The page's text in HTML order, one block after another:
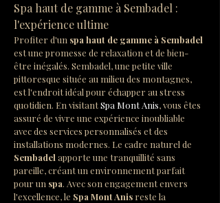
Spa haut de gamme à Sembadel :
l'expérience ultime
Profiter d'un spa haut de gamme à Sembadel
est une promesse de relaxation et de bien-
être inégalés. Sembadel, une petite ville
pittoresque située au milieu des montagnes,
est l'endroit idéal pour échapper au stress
quotidien. En visitant Spa Mont Anis, vous êtes
assuré de vivre une expérience inoubliable
avec des services personnalisés et des
installations modernes. Le cadre naturel de
Sembadel apporte une tranquillité sans
pareille, créant un environnement parfait
pour un spa. Avec son engagement envers
l'excellence, le Spa Mont Anis reste la